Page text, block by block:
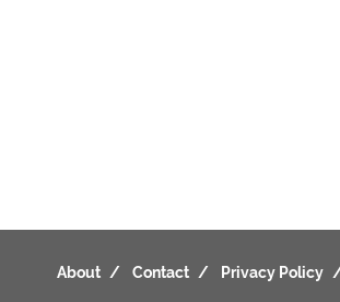
About Contact Privacy Policy